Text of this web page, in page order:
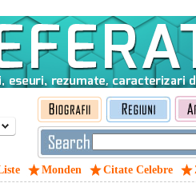
Monden Citate Celebre